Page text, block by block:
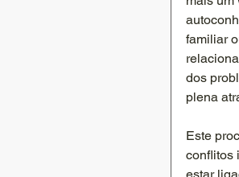
familiar
dos
plena
Este
conflitos